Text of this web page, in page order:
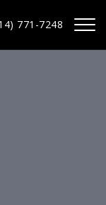
771-7248